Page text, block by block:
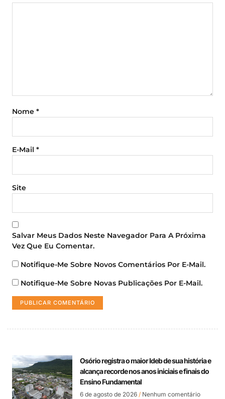
Nome *
E-Mail *
Site
Salvar Meus Dados Neste Navegador Para A Próxima
Vez Que Eu Comentar.
Notifique-Me Sobre Novos Comentários Por E-Mail.
Notifique-Me Sobre Novas Publicações Por E-Mail.
Osório registra o maior Ideb de sua história e
alcança recorde nos anos iniciais e finais do
Ensino Fundamental
6 de agosto de 2026 Nenhum comentário